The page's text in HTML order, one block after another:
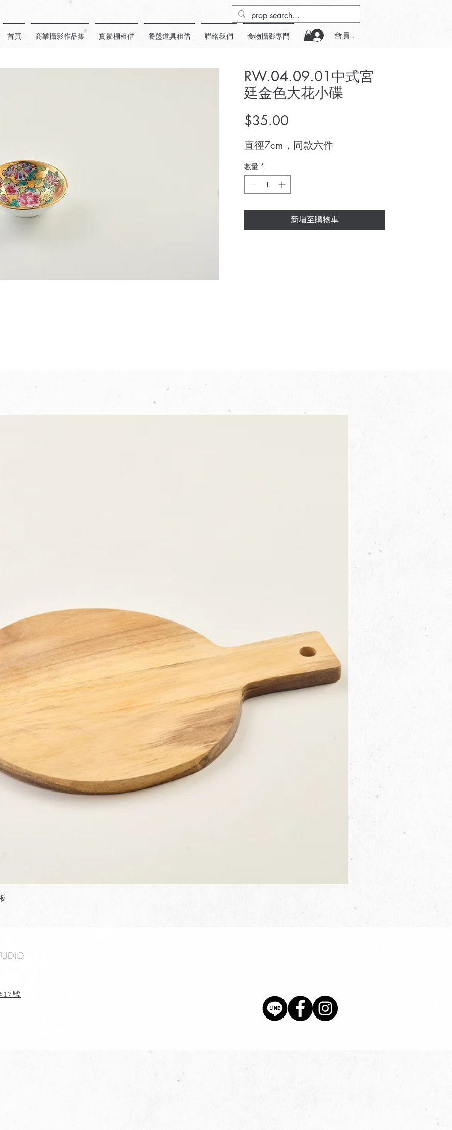
首頁 商業攝影作品集 實景棚租借 餐盤道具租借 聯絡我們 食物攝影專門 會員登入
RW.04.09.01中式宮
廷金色大花小碟
$35.00
格
直徑7cm，同款六件
數量 *
新增至購物車
價格
$80.00
17號